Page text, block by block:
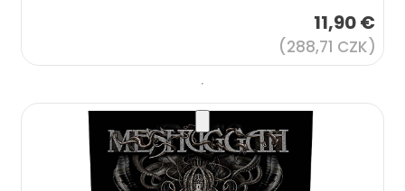
11,90 €
(288,71 CZK)